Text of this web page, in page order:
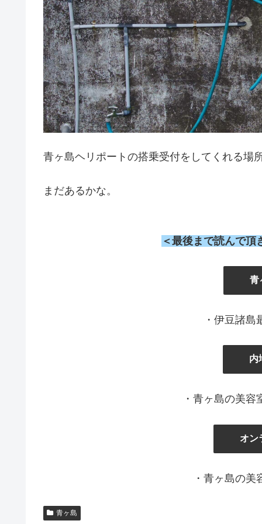
青ヶ島ヘリポートの搭乗受付をしてくれる場
まだあるかな。
＜最後まで読んで頂
青
・伊豆諸島
内
・青ヶ島の美容
オン
・青ヶ島の
青ヶ島